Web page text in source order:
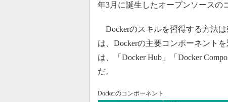
年3月に誕生したオープンソースの
Dockerのスキルを習得する方法
は、Dockerの主要コンポーネント
は、「Docker Hub」「Docker
だ。
Dockerのコンポーネント